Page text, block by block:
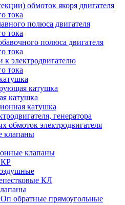
обмоток якоря двигателя
тока
полюса двигателя
тока
полюса двигателя
тока
к электродвигателю
тока
катушка
катушка
катушка
генератора
обмоток электродвигателя
клапаны
клапаны
КЛ
обратные прямоугольные